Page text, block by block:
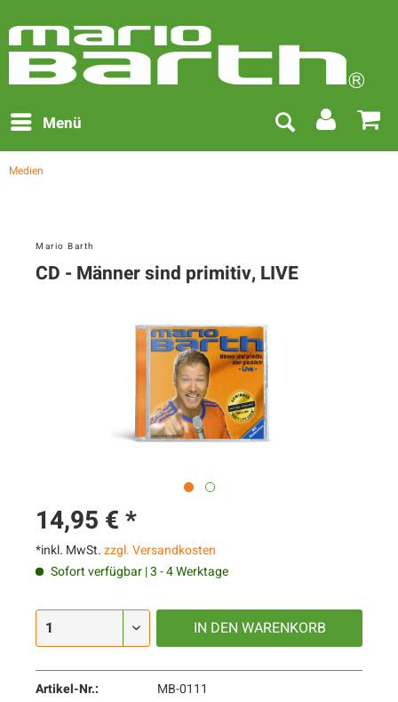
Menü
Medien
Mario Barth
CD - Männer sind primitiv, LIVE
14,95 € *
*inkl. MwSt.zzgl. Versandkosten
Sofort verfügbar | 3 - 4 Werktage
IN DEN WARENKORB
Artikel-Nr.:
MB-0111